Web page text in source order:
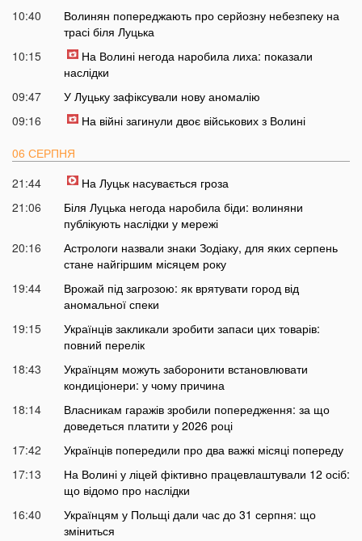
10:40
Волинян попереджають про серйозну небезпеку на
трасі біля Луцька
10:15
На Волині негода наробила лиха: показали
наслідки
09:47
У Луцьку зафіксували нову аномалію
09:16
На війні загинули двоє військових з Волині
06 СЕРПНЯ
21:44
На Луцьк насувається гроза
21:06
Біля Луцька негода наробила біди: волиняни
публікують наслідки у мережі
20:16
Астрологи назвали знаки Зодіаку, для яких серпень
стане найгіршим місяцем року
19:44
Врожай під загрозою: як врятувати город від
аномальної спеки
19:15
Українців закликали зробити запаси цих товарів:
повний перелік
18:43
Українцям можуть заборонити встановлювати
кондиціонери: у чому причина
18:14
Власникам гаражів зробили попередження: за що
доведеться платити у 2026 році
17:42
Українців попередили про два важкі місяці попереду
17:13
На Волині у ліцей фіктивно працевлаштували 12 осіб:
що відомо про наслідки
16:40
Українцям у Польщі дали час до 31 серпня: що
зміниться